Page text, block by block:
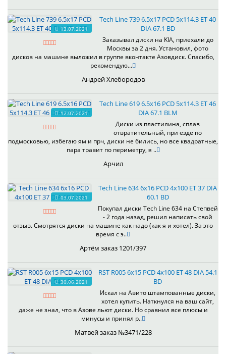
13.07.2021
Tech Line 739 6.5x17 PCD 5x114.3 ET 40
DIA 67.1 BD
Заказывал диски на KIA, приехали до
Москвы за 2 дня. Установил, фото
дисков на машине выложил в группе вконтакте Азовдиск. Спасибо,
рекомендую...
Андрей Хлебородов
12.07.2021
Tech Line 619 6.5x16 PCD 5x114.3 ET 46
DIA 67.1 BLM
Диски из пластилина, сплав
отвратительный, при езде по
подмосковью, избегаю ям и прч, диски не бились, но все квадратные,
пара травит по периметру, я ..
Арчил
03.07.2021
Tech Line 634 6x16 PCD 4x100 ET 37 DIA
60.1 BD
Покупал диски Tech Line 634 на Степвей
- 2 года назад, решил написать свой
отзыв. Смотрятся диски на машине как надо (как я и хотел). За это
время с э..
Артём заказ 1201/397
30.06.2021
RST R005 6x15 PCD 4x100 ET 48 DIA 54.1
BD
Искал на Авито штампованные диски,
хотел купить. Наткнулся на ваш сайт,
даже не знал, что в Азове льют диски. Но сравнил все плюсы и
минусы и принял р..
Матвей заказ №3471/228